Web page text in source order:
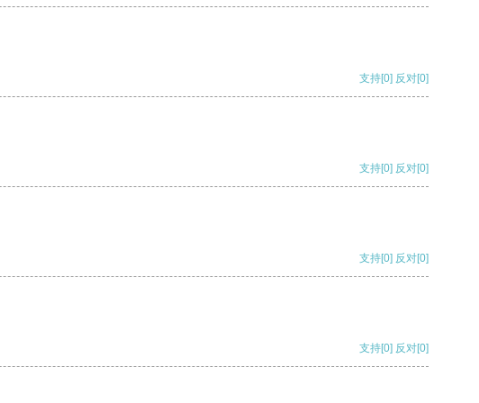
支持[0] 反对[0]
支持[0] 反对[0]
支持[0] 反对[0]
支持[0] 反对[0]